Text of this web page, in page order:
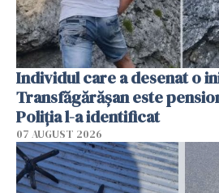
Individul care a desenat o
Transfăgărășan este
Poliția l-a identificat
07 AUGUST 2026